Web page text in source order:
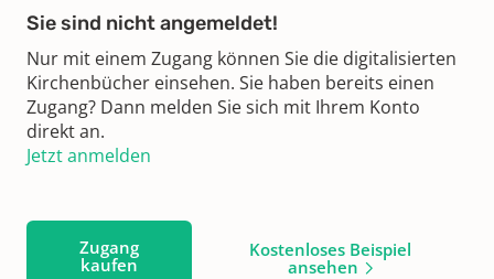
Sie sind nicht angemeldet!
Nur mit einem Zugang können Sie die digitalisierten
Kirchenbücher einsehen. Sie haben bereits einen
Zugang? Dann melden Sie sich mit Ihrem Konto
direkt an.
Jetzt anmelden
Zugang
kaufen
Kostenloses Beispiel
ansehen